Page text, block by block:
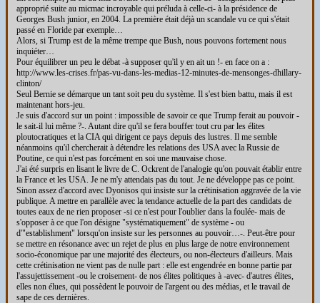
approprié suite au micmac incroyable qui préluda à celle-ci- à la présidence de
Georges Bush junior, en 2004. La première était déjà un scandale vu ce qui s'était
passé en Floride par exemple…
Alors, si Trump est de la même trempe que Bush, nous pouvons fortement nous
inquiéter…
Pour équilibrer un peu le débat -à supposer qu'il y en ait un !- en face on a :
http://www.les-crises.fr/pas-vu-dans-les-medias-12-minutes-de-mensonges-dhillary-
clinton/
Seul Bernie se démarque un tant soit peu du système. Il s'est bien battu, mais il est
maintenant hors-jeu.
Je suis d'accord sur un point : impossible de savoir ce que Trump ferait au pouvoir -
le sait-il lui même ?-. Autant dire qu'il se fera bouffer tout cru par les élites
ploutocratiques et la CIA qui dirigent ce pays depuis des lustres. Il me semble
néanmoins qu'il chercherait à détendre les relations des USA avec la Russie de
Poutine, ce qui n'est pas forcément en soi une mauvaise chose.
J'ai été surpris en lisant le livre de C. Ockrent de l'analogie qu'on pouvait établir entre
la France et les USA. Je ne m'y attendais pas du tout. Je ne développe pas ce point.
Sinon assez d'accord avec Dyonisos qui insiste sur la crétinisation aggravée de la vie
publique. A mettre en parallèle avec la tendance actuelle de la part des candidats de
toutes eaux de ne rien proposer -si ce n'est pour l'oublier dans la foulée- mais de
s'opposer à ce que l'on désigne "systématiquement" de système - ou
d'"establishment" lorsqu'on insiste sur les personnes au pouvoir…-. Peut-être pour
se mettre en résonance avec un rejet de plus en plus large de notre environnement
socio-économique par une majorité des électeurs, ou non-électeurs d'ailleurs. Mais
cette crétinisation ne vient pas de nulle part : elle est engendrée en bonne partie par
l'assujettissement -ou le croisement- de nos élites politiques à -avec- d'autres élites,
elles non élues, qui possèdent le pouvoir de l'argent ou des médias, et le travail de
sape de ces dernières.